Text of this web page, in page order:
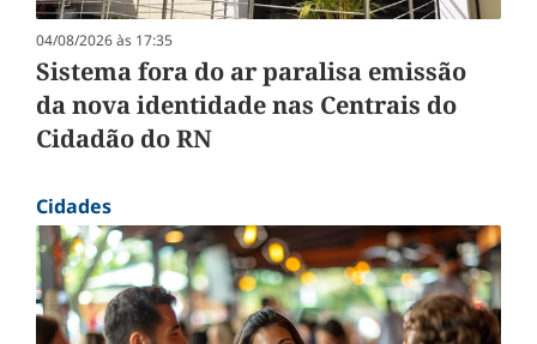
04/08/2026 às 17:35
Sistema fora do ar paralisa emissão
da nova identidade nas Centrais do
Cidadão do RN
Cidades